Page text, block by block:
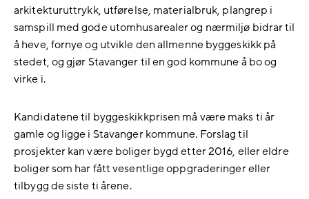
arkitekturuttrykk, utførelse, materialbruk, plangrep i
samspill med gode utomhusarealer og nærmiljø bidrar til
å heve, fornye og utvikle den allmenne byggeskikk på
stedet, og gjør Stavanger til en god kommune å bo og
virke i.
Kandidatene til byggeskikkprisen må være maks ti år
gamle og ligge i Stavanger kommune. Forslag til
prosjekter kan være boliger bygd etter 2016, eller eldre
boliger som har fått vesentlige oppgraderinger eller
tilbygg de siste ti årene.